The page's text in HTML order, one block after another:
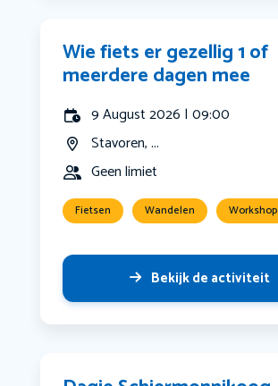
Wie fiets er gezellig 1 of
meerdere dagen mee
9 August 2026 | 09:00
Stavoren, ...
Geen limiet
Fietsen Wandelen Workshop
Bekijk de activiteit